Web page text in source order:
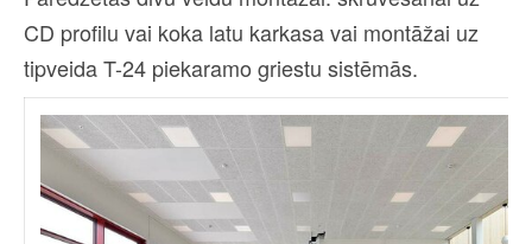
CD profilu vai koka latu karkasa vai montāžai uz
tipveida T-24 piekaramo griestu sistēmās.